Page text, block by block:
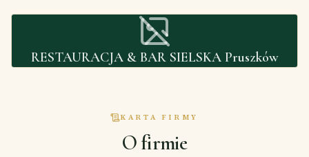
RESTAURACJA & BAR SIELSKA Pruszków
KARTA FIRMY
O firmie